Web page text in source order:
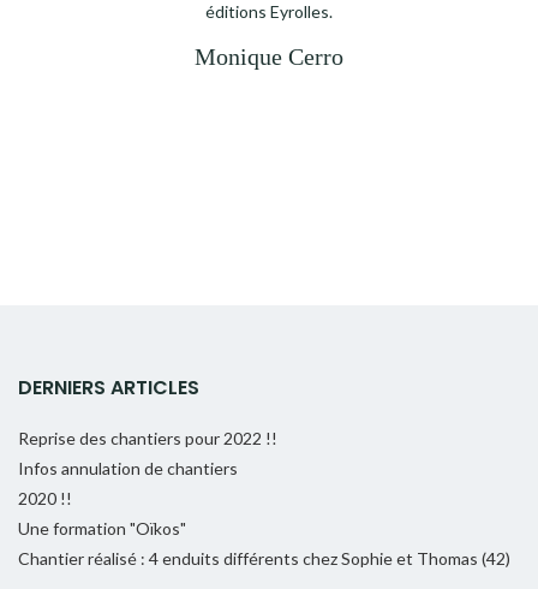
éditions Eyrolles.
Monique Cerro
DERNIERS ARTICLES
Reprise des chantiers pour 2022 !!
Infos annulation de chantiers
2020 !!
Une formation "Oïkos"
Chantier réalisé : 4 enduits différents chez Sophie et Thomas (42)